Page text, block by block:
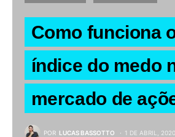
Como funciona
índice do medo
mercado de
POR LUCAS BASSOTTO 1 DE ABRIL, 2020